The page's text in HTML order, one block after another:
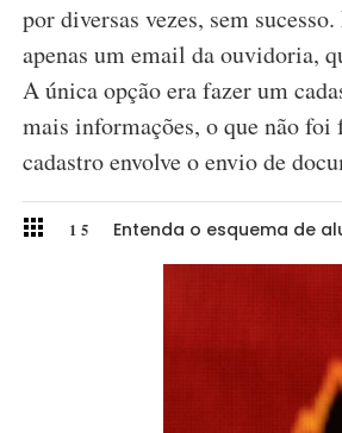
por diversas vezes, sem
apenas um email da ouvidoria,
A única opção era fazer um
mais informações, o que não foi
cadastro envolve o envio de
1 5 Entenda o esquema de